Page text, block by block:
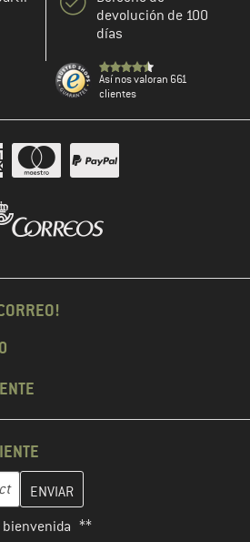
devolución de 100
días
Así nos valoran 661
clientes
de correo electrónico y crea tu
bienvenida **